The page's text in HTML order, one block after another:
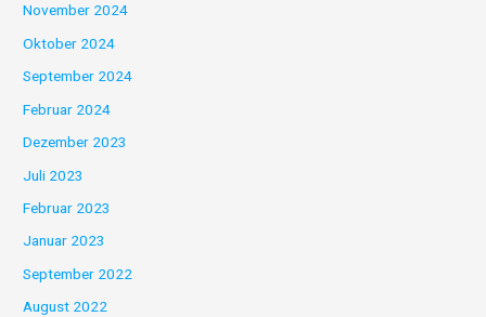
November 2024
Oktober 2024
September 2024
Februar 2024
Dezember 2023
Juli 2023
Februar 2023
Januar 2023
September 2022
August 2022